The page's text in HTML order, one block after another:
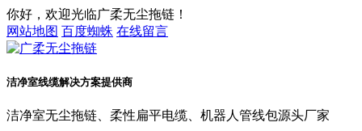
你好，欢迎光临广柔无尘拖链！
网站地图 百度蜘蛛 在线留言
洁净室线缆解决方案提供商
洁净室无尘拖链、柔性扁平电缆、机器人管线包源头厂家